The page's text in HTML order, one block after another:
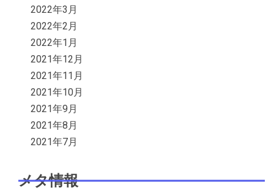
2022年3月
2022年2月
2022年1月
2021年12月
2021年11月
2021年10月
2021年9月
2021年8月
2021年7月
メタ情報